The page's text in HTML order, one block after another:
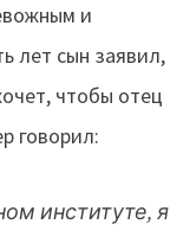
и
лет сын заявил,
чтобы отец
говорил:
институте, я